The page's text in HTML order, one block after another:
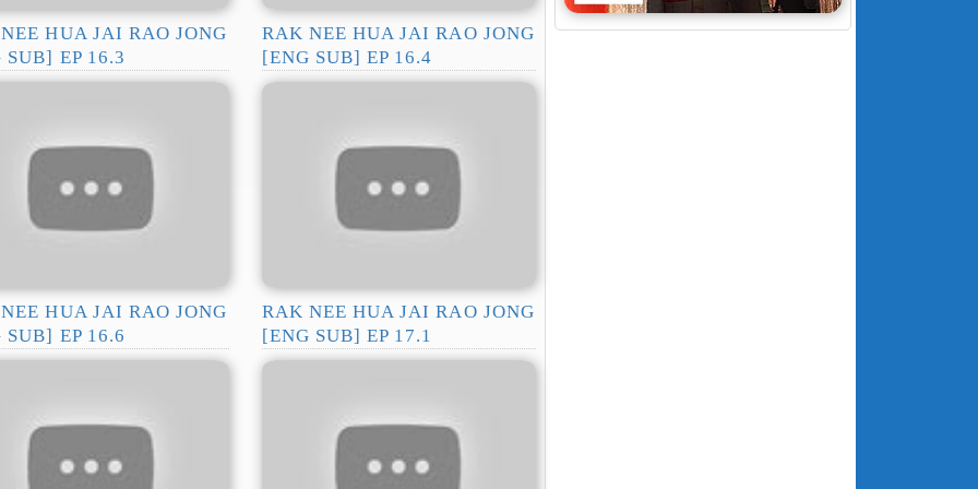
HUA JAI RAO JONG
SUB] EP 16.3
RAK NEE HUA JAI RAO JONG
[ENG SUB] EP 16.4
HUA JAI RAO JONG
SUB] EP 16.6
RAK NEE HUA JAI RAO JONG
[ENG SUB] EP 17.1